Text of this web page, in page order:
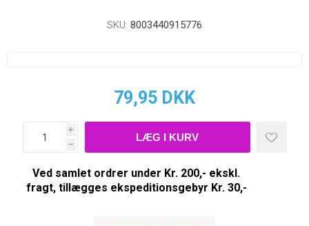
SKU: 8003440915776
79,95 DKK
i
h
Ved samlet ordrer under Kr. 200,- ekskl.
fragt, tillægges ekspeditionsgebyr Kr. 30,-